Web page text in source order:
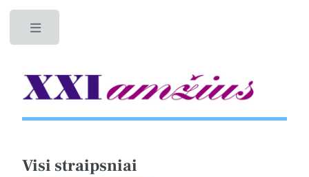
Visi straipsniai